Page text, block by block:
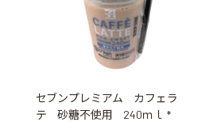
セブンプレミアム カフェラ
テ 砂糖不使用 240ｍｌ *